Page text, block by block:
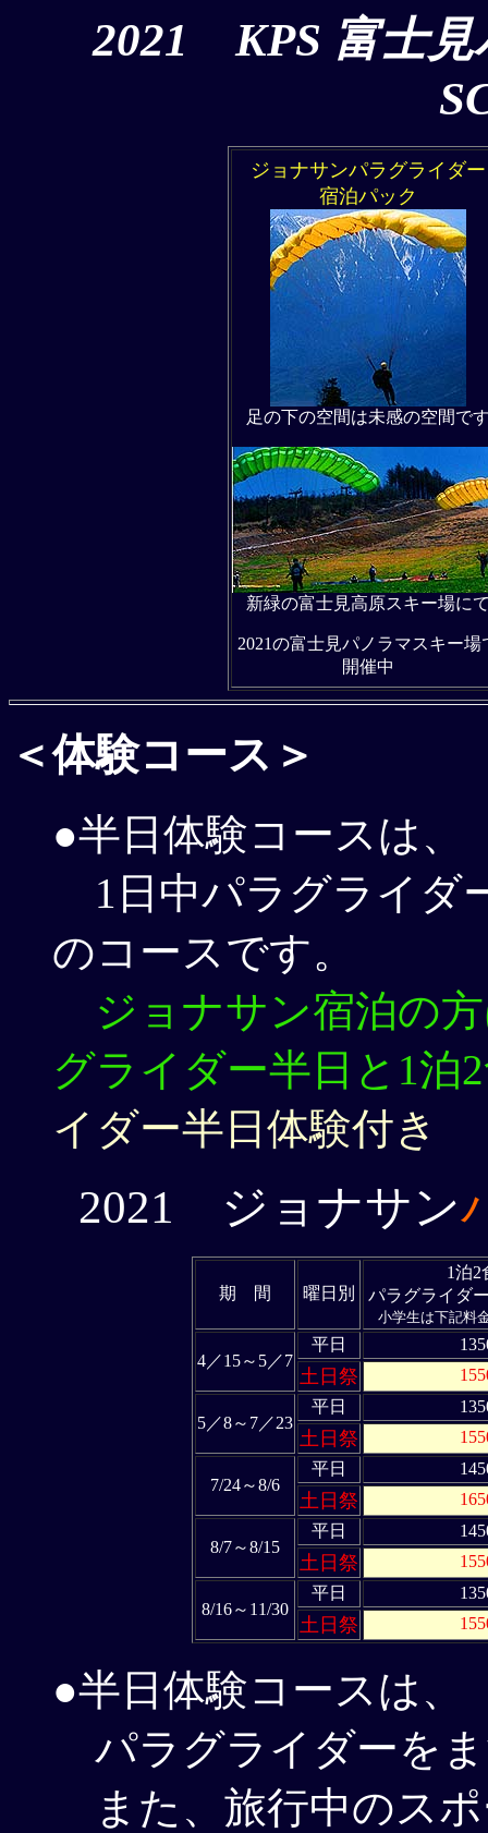
2021 KPS 富士見
ジョナサンパラグライダー
宿泊パック
足の下の空間は未感の空間で
新緑の富士見高原スキー場に
2021の富士見パノラマスキー場
開催中
＜体験コース＞
●半日体験コースは
1日中パラグライダ
のコースです。
ジョナサン宿泊の
グライダー半日と1泊
イダー半日体験付き
2021 ジョナサン
期 間 曜日別
1泊2
パラグライダ
小学生は下記料
4／15～5／7
平日
土日祭
5／8～7／23
平日
土日祭
7/24～8/6
平日
土日祭
8/7～8/15
平日
土日祭
8/16～11/30
平日
土日祭
●半日体験コースは、
パラグライダーを
また、旅行中のス